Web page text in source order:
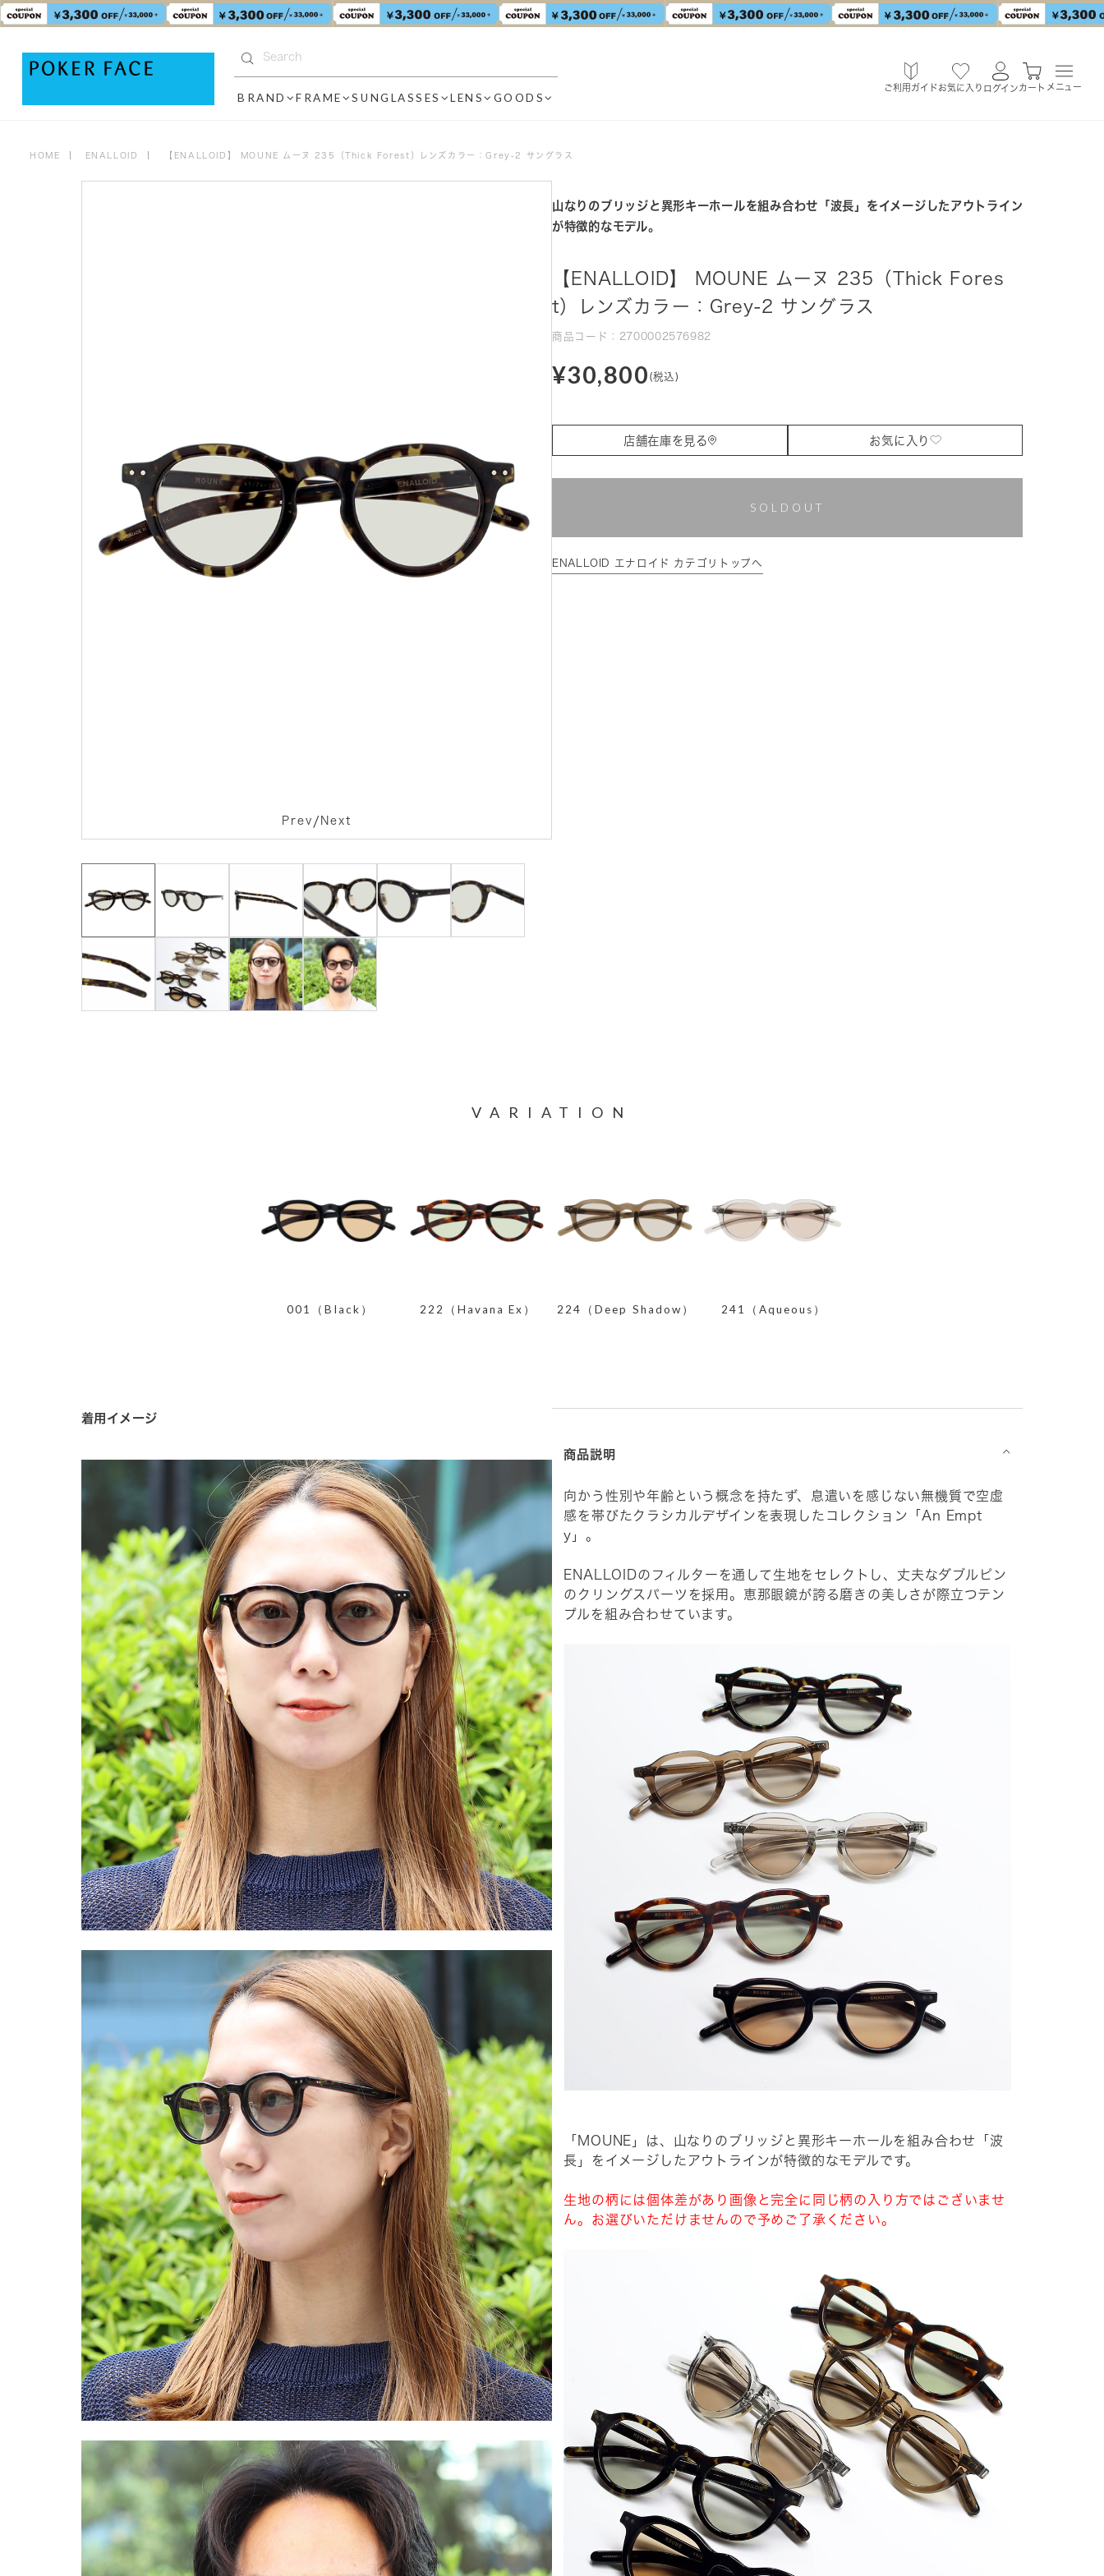
BRAND FRAME SUNGLASSES LENS GOODS
ご利用ガイドお気に入り ログインカート メニュー
HOME ENALLOID 【ENALLOID】 MOUNE ムーヌ 235（Thick Forest）レンズカラー：Grey-2 サングラス
Prev / Next
山なりのブリッジと異形キーホールを組み合わせ「波長」をイメージしたアウトライン
が特徴的なモデル。
【ENALLOID】 MOUNE ムーヌ 235（Thick Fores
t）レンズカラー：Grey-2 サングラス
商品コード：2700002576982
¥30,800 (税込)
店舗在庫を見る お気に入り
SOLDOUT
ENALLOID エナロイド カテゴリトップへ
VARIATION
001（Black） 222（Havana Ex） 224（Deep Shadow） 241（Aqueous）
着用イメージ
商品説明 ⌵
向かう性別や年齢という概念を持たず、息遣いを感じない無機質で空虚
感を帯びたクラシカルデザインを表現したコレクション「An Empt
y」。
ENALLOIDのフィルターを通して生地をセレクトし、丈夫なダブルピン
のクリングスパーツを採用。恵那眼鏡が誇る磨きの美しさが際立つテン
プルを組み合わせています。
「MOUNE」は、山なりのブリッジと異形キーホールを組み合わせ「波
長」をイメージしたアウトラインが特徴的なモデルです。
生地の柄には個体差があり画像と完全に同じ柄の入り方ではございませ
ん。お選びいただけませんので予めご了承ください。